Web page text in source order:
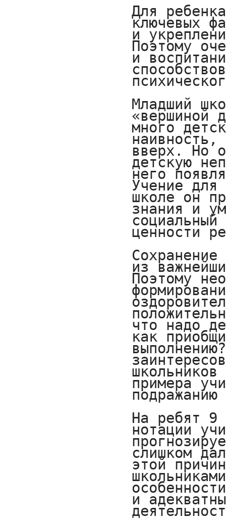
Для
ключевых
и
Поэтому
и
Младший
«вершиной
много
наивность,
вверх. Но
детскую
него
Учение
школе он
знания и
ценности
из
Поэтому
что надо
как
примера
На ребят 9
нотации
слишком
этой
и